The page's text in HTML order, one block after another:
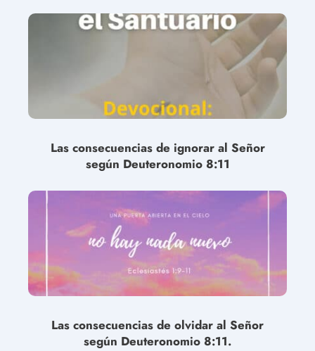
Las consecuencias de ignorar al Señor
según Deuteronomio 8:11
Las consecuencias de olvidar al Señor
según Deuteronomio 8:11.